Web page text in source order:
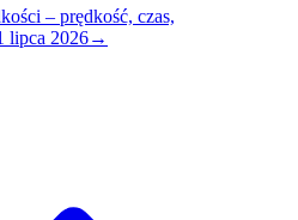
– prędkość, czas,
lipca 2026→